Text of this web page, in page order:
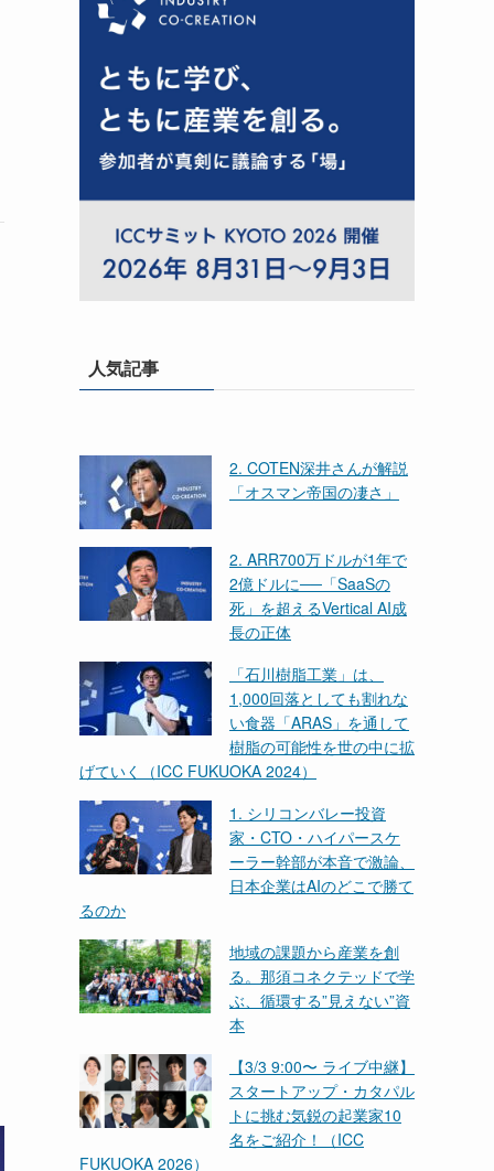
人気記事
2. COTEN深井さんが解説
「オスマン帝国の凄さ」
2. ARR700万ドルが1年で
2億ドルに──「SaaSの
死」を超えるVertical AI成
長の正体
「石川樹脂工業」は、
1,000回落としても割れな
い食器「ARAS」を通して
樹脂の可能性を世の中に拡
げていく（ICC FUKUOKA 2024）
1. シリコンバレー投資
家・CTO・ハイパースケ
ーラー幹部が本音で激論、
日本企業はAIのどこで勝て
るのか
地域の課題から産業を創
る。那須コネクテッドで学
ぶ、循環する”見えない”資
本
【3/3 9:00〜 ライブ中継】
スタートアップ・カタパル
トに挑む気鋭の起業家10
名をご紹介！（ICC
FUKUOKA 2026）